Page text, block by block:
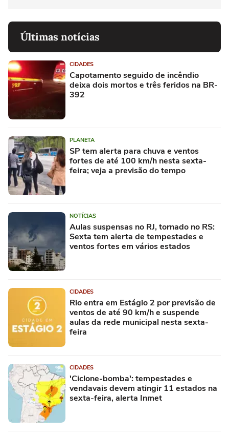
Últimas notícias
CIDADES
Capotamento seguido de incêndio
deixa dois mortos e três feridos na BR-
392
PLANETA
SP tem alerta para chuva e ventos
fortes de até 100 km/h nesta sexta-
feira; veja a previsão do tempo
NOTÍCIAS
Aulas suspensas no RJ, tornado no RS:
Sexta tem alerta de tempestades e
ventos fortes em vários estados
CIDADES
Rio entra em Estágio 2 por previsão de
ventos de até 90 km/h e suspende
aulas da rede municipal nesta sexta-
feira
CIDADES
'Ciclone-bomba': tempestades e
vendavais devem atingir 11 estados na
sexta-feira, alerta Inmet